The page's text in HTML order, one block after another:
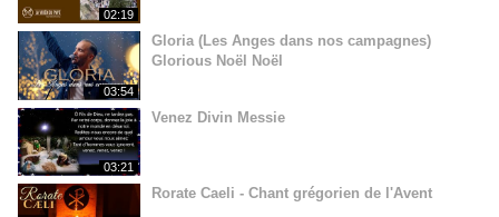
02:19
03:54
Gloria (Les Anges dans nos campagnes)
Glorious Noël Noël
03:21
Venez Divin Messie
Rorate Caeli - Chant grégorien de l'Avent